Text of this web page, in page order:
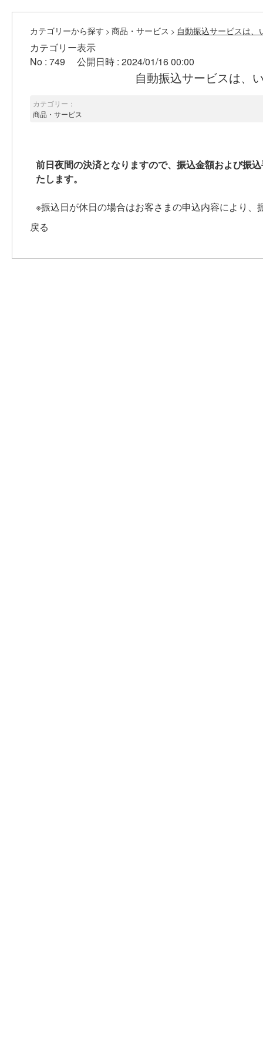
カテゴリーから探す > 商品・サービス > 自動振込サービスは
カテゴリー表示
No : 749
公開日時 : 2024/01/16 00:00
自動振込サービスは、
カテゴリー：
商品・サービス
前日夜間の決済となりますので、振込金額および振
たします。
※振込日が休日の場合はお客さまの申込内容により
戻る